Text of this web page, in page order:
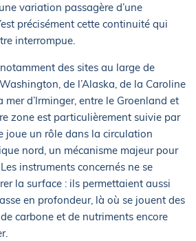
variation passagère d’une
précisément cette continuité qui
interrompue.
des sites au large de
de l’Alaska, de la Caroline
d’Irminger, entre le Groenland et
zone est particulièrement suivie par
joue un rôle dans la circulation
nord, un mécanisme majeur pour
instruments concernés ne se
la surface : ils permettaient aussi
en profondeur, là où se jouent des
carbone et de nutriments encore